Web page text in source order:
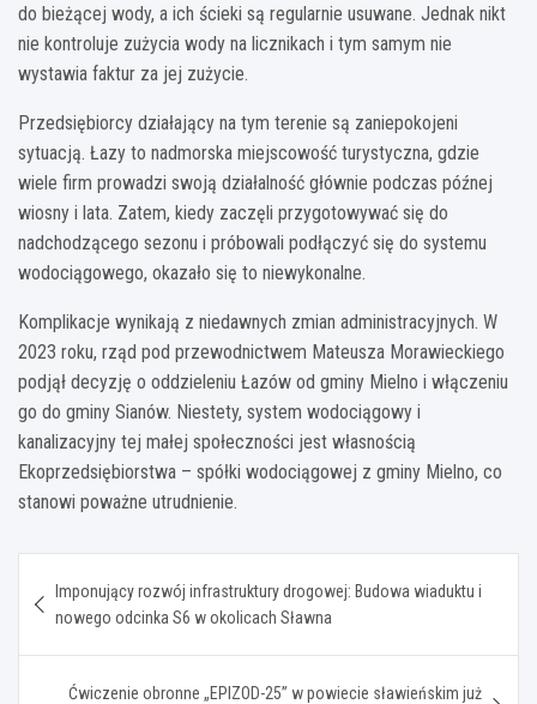
do bieżącej wody, a ich ścieki są regularnie usuwane. Jednak nikt
nie kontroluje zużycia wody na licznikach i tym samym nie
wystawia faktur za jej zużycie.
Przedsiębiorcy działający na tym terenie są zaniepokojeni
sytuacją. Łazy to nadmorska miejscowość turystyczna, gdzie
wiele firm prowadzi swoją działalność głównie podczas późnej
wiosny i lata. Zatem, kiedy zaczęli przygotowywać się do
nadchodzącego sezonu i próbowali podłączyć się do systemu
wodociągowego, okazało się to niewykonalne.
Komplikacje wynikają z niedawnych zmian administracyjnych. W
2023 roku, rząd pod przewodnictwem Mateusza Morawieckiego
podjął decyzję o oddzieleniu Łazów od gminy Mielno i włączeniu
go do gminy Sianów. Niestety, system wodociągowy i
kanalizacyjny tej małej społeczności jest własnością
Ekoprzedsiębiorstwa – spółki wodociągowej z gminy Mielno, co
stanowi poważne utrudnienie.
wpisu
Imponujący rozwój infrastruktury drogowej: Budowa wiaduktu i
nowego odcinka S6 w okolicach Sławna
Ćwiczenie obronne „EPIZOD-25” w powiecie sławieńskim już